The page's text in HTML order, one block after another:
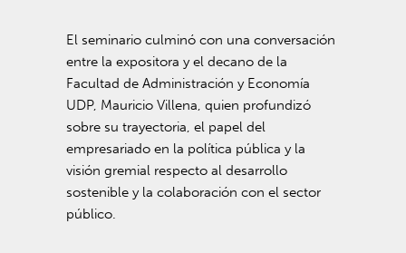
El seminario culminó con una conversación
entre la expositora y el decano de la
Facultad de Administración y Economía
UDP, Mauricio Villena, quien profundizó
sobre su trayectoria, el papel del
empresariado en la política pública y la
visión gremial respecto al desarrollo
sostenible y la colaboración con el sector
público.